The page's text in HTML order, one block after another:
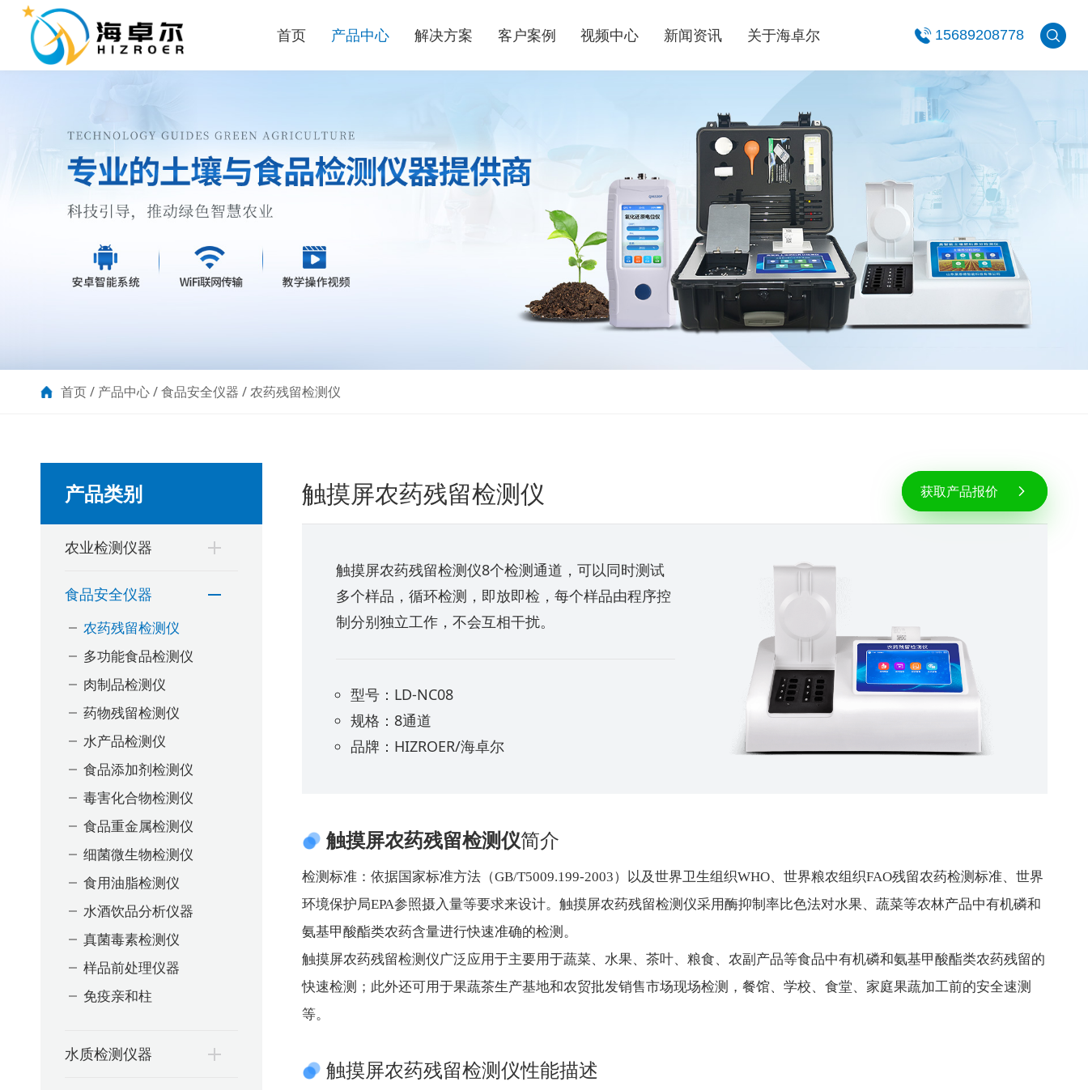
首页 产品中心 解决方案 客户案例 视频中心 新闻资讯 关于海卓尔 15689208778
首页/ 产品中心/食品安全仪器 /农药残留检测仪
产品类别
农业检测仪器
食品安全仪器
农药残留检测仪
多功能食品检测仪
肉制品检测仪
药物残留检测仪
水产品检测仪
食品添加剂检测仪
毒害化合物检测仪
食品重金属检测仪
细菌微生物检测仪
食用油脂检测仪
水酒饮品分析仪器
真菌毒素检测仪
样品前处理仪器
免疫亲和柱
水质检测仪器
触摸屏农药残留检测仪 获取产品报价
触摸屏农药残留检测仪8个检测通道，可以同时测试
多个样品，循环检测，即放即检，每个样品由程序控
制分别独立工作，不会互相干扰。
型号：LD-NC08
规格：8通道
品牌：HIZROER/海卓尔
触摸屏农药残留检测仪简介
检测标准：依据国家标准方法（GB/T5009.199-2003）以及世界卫生组织WHO、世界粮农组织FAO残留农药检测标准、世界
环境保护局EPA参照摄入量等要求来设计。触摸屏农药残留检测仪采用酶抑制率比色法对水果、蔬菜等农林产品中有机磷和
氨基甲酸酯类农药含量进行快速准确的检测。
触摸屏农药残留检测仪广泛应用于主要用于蔬菜、水果、茶叶、粮食、农副产品等食品中有机磷和氨基甲酸酯类农药残留的
快速检测；此外还可用于果蔬茶生产基地和农贸批发销售市场现场检测，餐馆、学校、食堂、家庭果蔬加工前的安全速测
等。
触摸屏农药残留检测仪性能描述